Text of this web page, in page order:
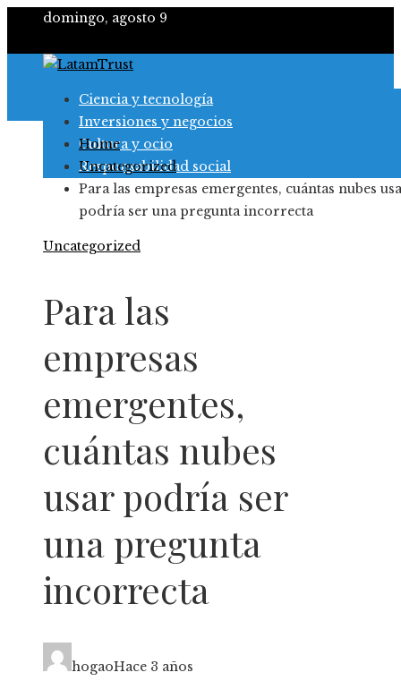
domingo, agosto 9
Ciencia y tecnología
Inversiones y negocios
Cultura y ocio
Responsabilidad social
Home
Uncategorized
Para las empresas emergentes, cuántas nubes
podría ser una pregunta incorrecta
Uncategorized
Para las
empresas
emergentes,
cuántas nubes
usar podría ser
una pregunta
incorrecta
hogaoHace 3 años